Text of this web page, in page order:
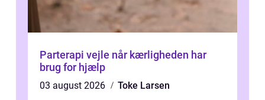
Parterapi vejle når kærligheden har
brug for hjælp
03 august 2026
Toke Larsen